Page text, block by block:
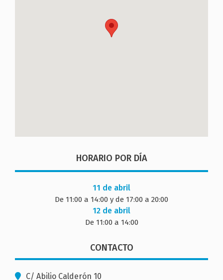
HORARIO POR DÍA
11 de abril
De 11:00 a 14:00 y de 17:00 a 20:00
12 de abril
De 11:00 a 14:00
CONTACTO
C/ Abilio Calderón 10